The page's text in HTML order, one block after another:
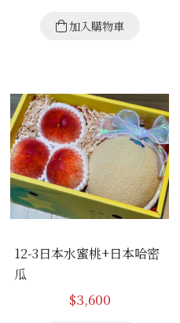
加入購物車
12-3日本水蜜桃+日本哈密
瓜
$3,600